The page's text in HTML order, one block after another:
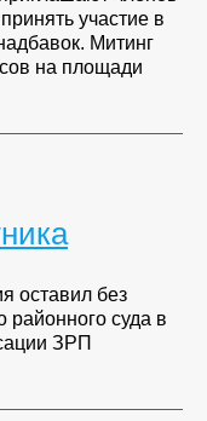
участие в
Митинг
на площади
оставил без
суда в
ЗРП